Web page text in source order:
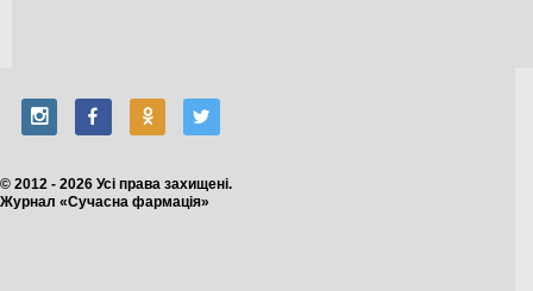
© 2012 - 2026 Усі права захищені.
Журнал «Сучасна фармація»